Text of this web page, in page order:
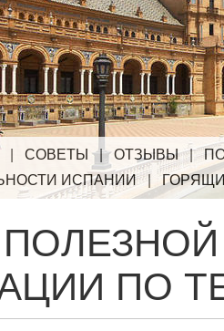
| СОВЕТЫ |ОТЗЫВЫ|
ИСПАНИИ|
ПО